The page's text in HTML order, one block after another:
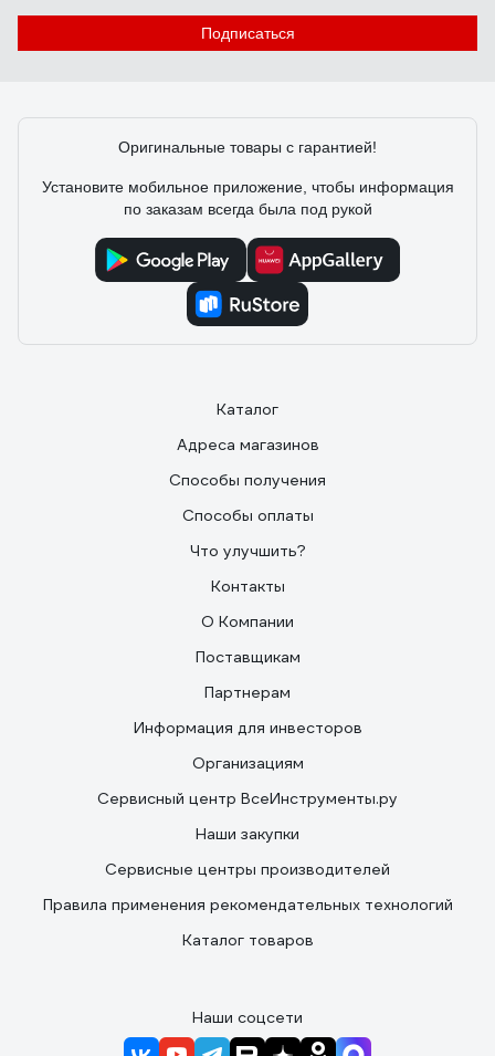
Отзыв о рамке Panasonic Karre Plus 3м
белая 54831 WKTF0803-2WH
Подписаться
Оригинальные товары с гарантией!
Установите мобильное приложение, чтобы информация
по заказам всегда была под рукой
Каталог
Адреса магазинов
Способы получения
Способы оплаты
Что улучшить?
Контакты
О Компании
Поставщикам
Партнерам
Информация для инвесторов
Организациям
Сервисный центр ВсеИнструменты.ру
Наши закупки
Сервисные центры производителей
Правила применения рекомендательных технологий
Каталог товаров
Наши соцсети